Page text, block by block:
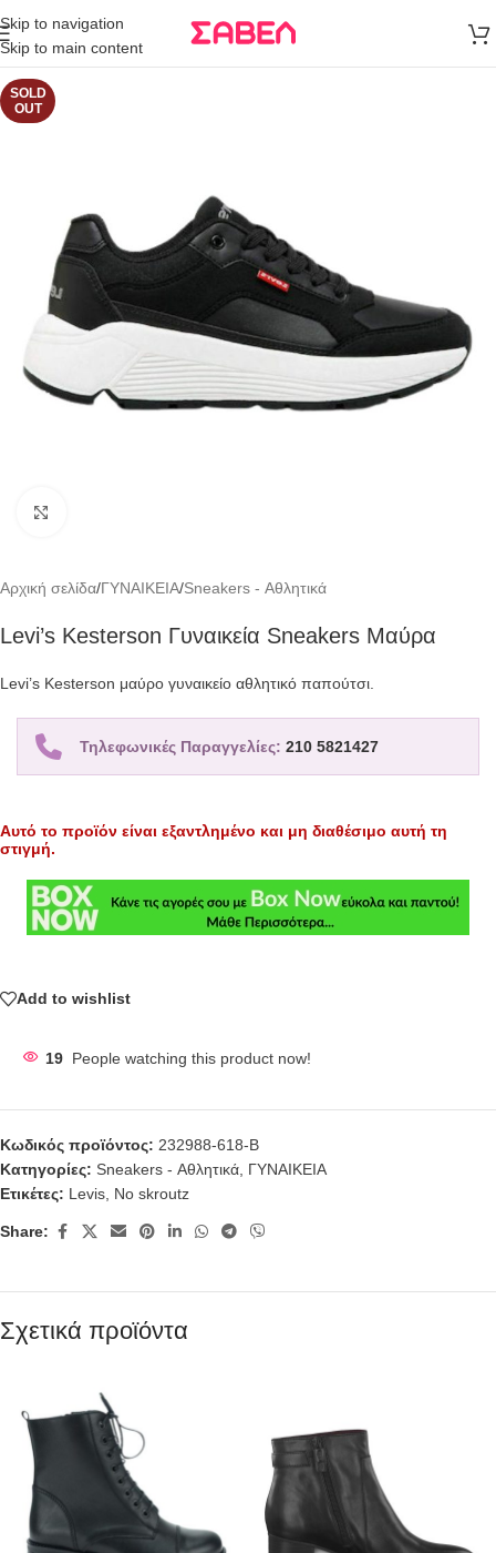
Skip to navigation
Skip to main content
άνω των 80€
Παραγγελία
SOLD
OUT
Αρχική σελίδα/ΓΥΝΑΙΚΕΙΑ/Sneakers - Αθλητικά
Levi’s Kesterson Γυναικεία Sneakers Μαύρα
Levi’s Kesterson μαύρο γυναικείο αθλητικό παπούτσι.
Τηλεφωνικές Παραγγελίες: 210 5821427
Αυτό το προϊόν είναι εξαντλημένο και μη διαθέσιμο αυτή τη
στιγμή.
Add to wishlist
19 People watching this product now!
Κωδικός προϊόντος: 232988-618-B
Κατηγορίες: Sneakers - Αθλητικά ΓΥΝΑΙΚΕΙΑ
Ετικέτες: Levis No skroutz
Share:
Σχετικά προϊόντα